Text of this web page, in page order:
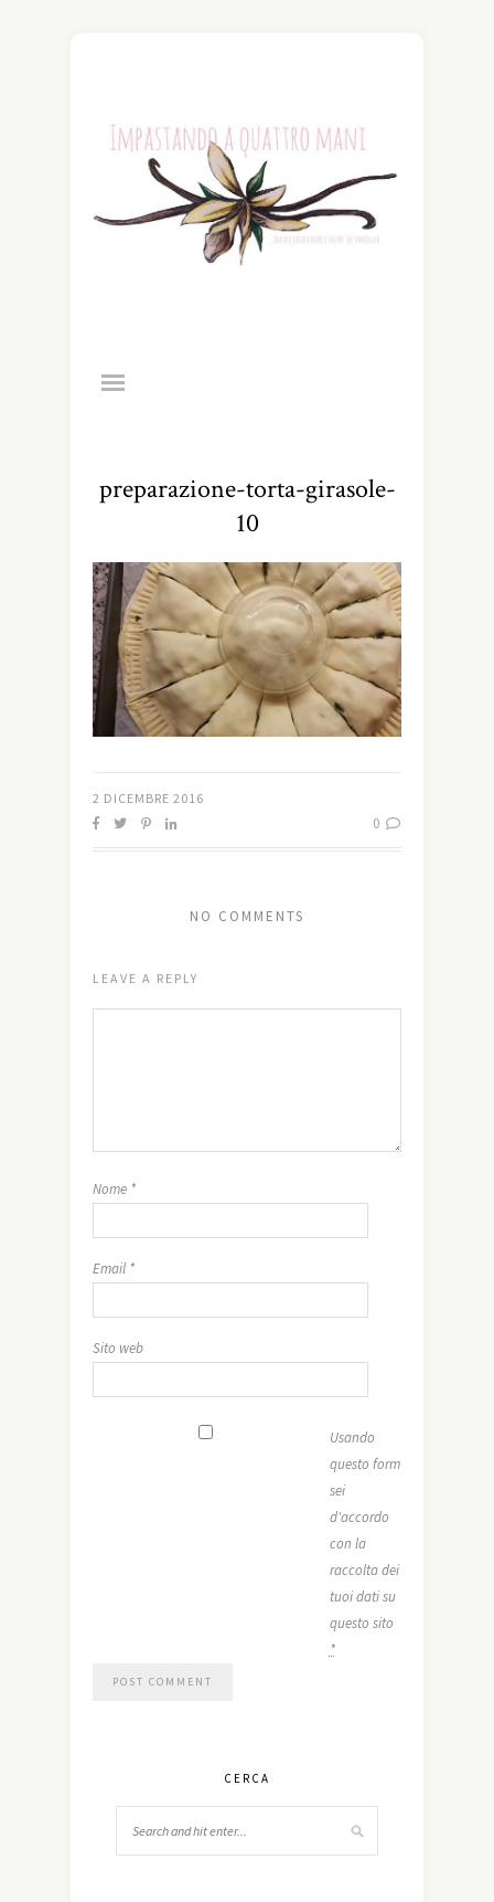
preparazione-torta-girasole-
10
2 DICEMBRE 2016
0
NO COMMENTS
LEAVE A REPLY
Nome *
Email *
Sito web
Usando
questo form
sei
d'accordo
con la
raccolta dei
tuoi dati su
questo sito
*
CERCA